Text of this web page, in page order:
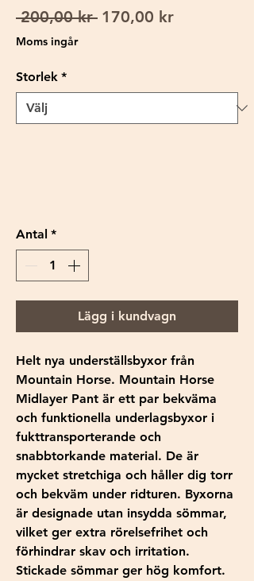
200,00 kr Ordinarie
170,00 krReapris
Moms ingår
Storlek *
Antal *
Lägg i kundvagn
Helt nya underställsbyxor från
Mountain Horse. Mountain Horse
Midlayer Pant är ett par bekväma
och funktionella underlagsbyxor i
fukttransporterande och
snabbtorkande material. De är
mycket stretchiga och håller dig torr
och bekväm under ridturen. Byxorna
är designade utan insydda sömmar,
vilket ger extra rörelsefrihet och
förhindrar skav och irritation.
Stickade sömmar ger hög komfort.